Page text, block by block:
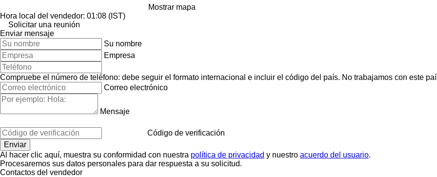
Mostrar mapa
Hora local del vendedor: 01:08 (IST)
Solicitar una reunión
Enviar mensaje
Su nombre
Empresa
Compruebe el número de teléfono: debe seguir el formato internacional e incluir el código del país. No trabajamos con este
Correo electrónico
Mensaje
Código de verificación
Al hacer clic aquí, muestra su conformidad con nuestra política de privacidad y nuestro acuerdo del usuario.
Procesaremos sus datos personales para dar respuesta a su solicitud.
Contactos del vendedor